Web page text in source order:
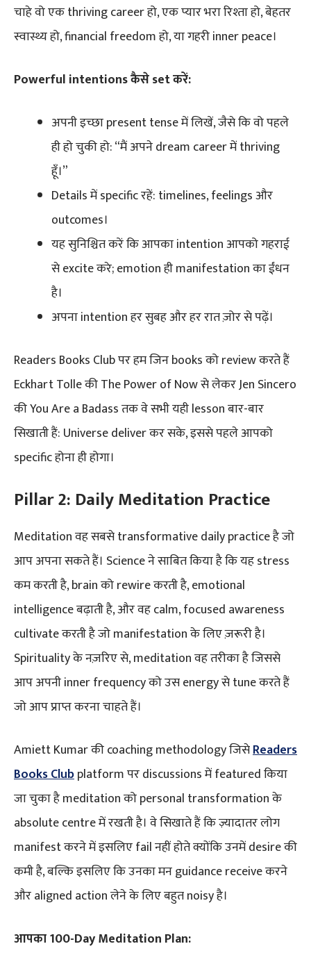
चाहे वो एक thriving career हो, एक प्यार भरा रिश्ता हो, बेहतर
स्वास्थ्य हो, financial freedom हो, या गहरी inner peace।
Powerful intentions कैसे set करें:
अपनी इच्छा present tense में लिखें, जैसे कि वो पहले
ही हो चुकी हो: “मैं अपने dream career में thriving
हूँ।”
Details में specific रहें: timelines, feelings और
outcomes।
यह सुनिश्चित करें कि आपका intention आपको गहराई
से excite करे; emotion ही manifestation का ईंधन
है।
अपना intention हर सुबह और हर रात ज़ोर से पढ़ें।
Readers Books Club पर हम जिन books को review करते हैं
Eckhart Tolle की The Power of Now से लेकर Jen Sincero
की You Are a Badass तक वे सभी यही lesson बार-बार
सिखाती हैं: Universe deliver कर सके, इससे पहले आपको
specific होना ही होगा।
Pillar 2: Daily Meditation Practice
Meditation वह सबसे transformative daily practice है जो
आप अपना सकते हैं। Science ने साबित किया है कि यह stress
कम करती है, brain को rewire करती है, emotional
intelligence बढ़ाती है, और वह calm, focused awareness
cultivate करती है जो manifestation के लिए ज़रूरी है।
Spirituality के नज़रिए से, meditation वह तरीका है जिससे
आप अपनी inner frequency को उस energy से tune करते हैं
जो आप प्राप्त करना चाहते हैं।
Amiett Kumar की coaching methodology जिसेReaders
Books Clubplatform पर discussions में featured किया
जा चुका है meditation को personal transformation के
absolute centre में रखती है। वे सिखाते हैं कि ज़्यादातर लोग
manifest करने में इसलिए fail नहीं होते क्योंकि उनमें desire की
कमी है, बल्कि इसलिए कि उनका मन guidance receive करने
और aligned action लेने के लिए बहुत noisy है।
आपका 100-Day Meditation Plan: